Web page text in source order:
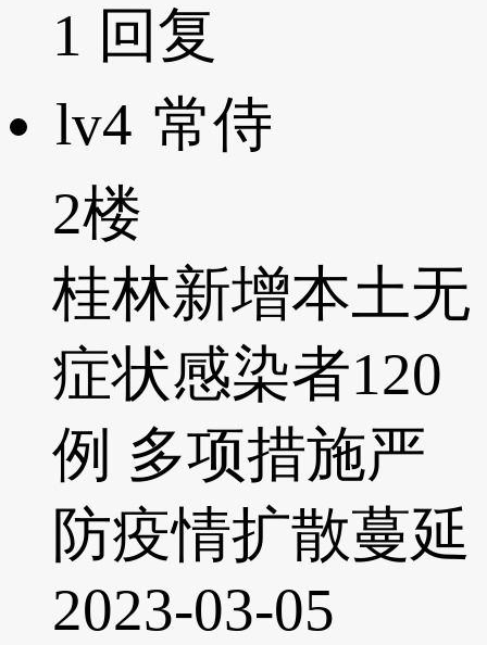
1 回复
lv4 常侍
2楼
桂林新增本土无
症状感染者120
例 多项措施严
防疫情扩散蔓延
2023-03-05